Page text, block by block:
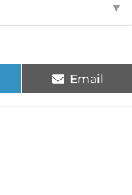
▼
Email